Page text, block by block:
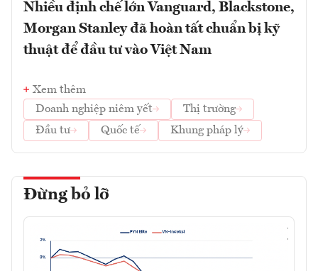
Nhiều định chế lớn Vanguard, Blackstone,
Morgan Stanley đã hoàn tất chuẩn bị kỹ
thuật để đầu tư vào Việt Nam
Xem thêm
Doanh nghiệp niêm yết
Thị trường
Đầu tư
Quốc tế Khung pháp lý
Đừng bỏ lỡ